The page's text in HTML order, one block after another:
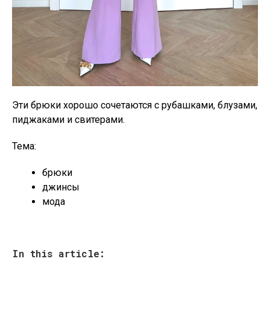
Эти брюки хорошо сочетаются с рубашками, блузами,
пиджаками и свитерами.
Тема:
брюки
джинсы
мода
In this article: